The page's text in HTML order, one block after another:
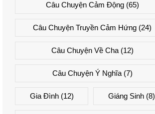
Câu Chuyện Cảm Động(65)
Câu Chuyện Truyền Cảm Hứng (24)
Câu Chuyện Về Cha(12)
Câu Chuyện Ý Nghĩa(7)
Gia Đình(12) Giáng Sinh(8)